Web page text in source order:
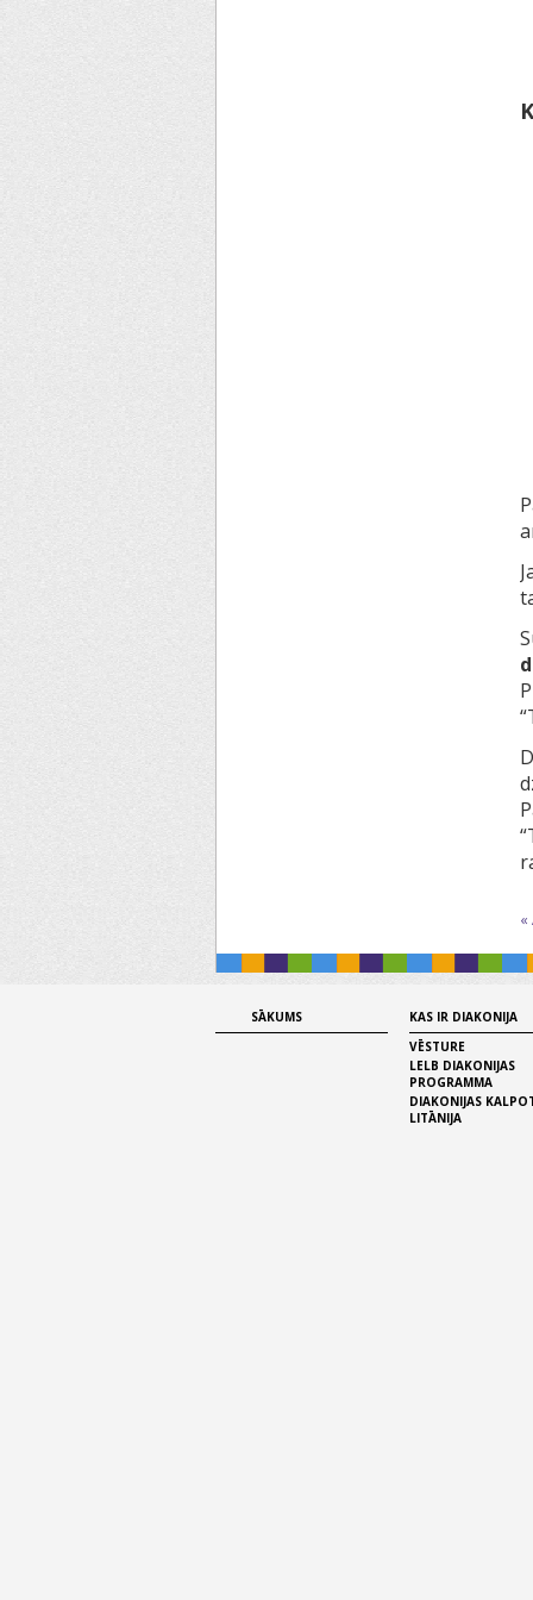
«
SĀKUMS
KAS IR DIAKONIJA
VĒSTURE
LELB DIAKONIJAS
PROGRAMMA
DIAKONIJAS
LITĀNIJA